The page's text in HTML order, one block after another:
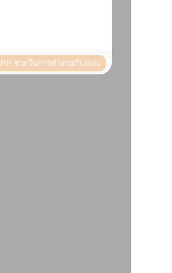
ช่วยในการทำงานกันเถอะ